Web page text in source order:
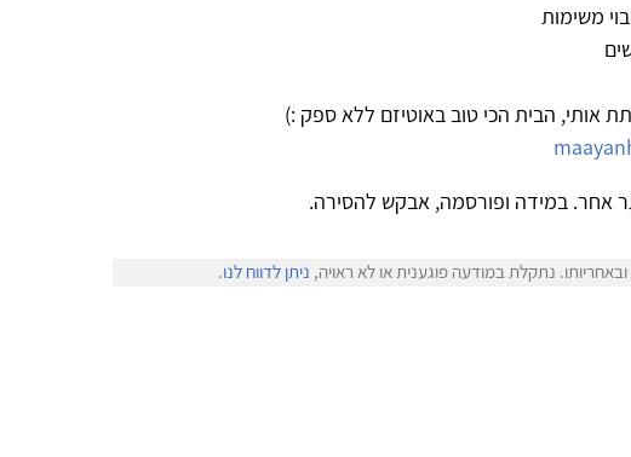
משימות
אותי, הבית הכי טוב באוטיזם ללא ספק :)
אחר. במידה ופורסמה, אבקש להסירה.
נתקלת במודעה פוגענית או לא ראויה, ניתן לדווח לנו.